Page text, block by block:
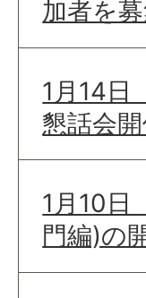
加者を募
1月14日
懇話会
1月10日
門編)の